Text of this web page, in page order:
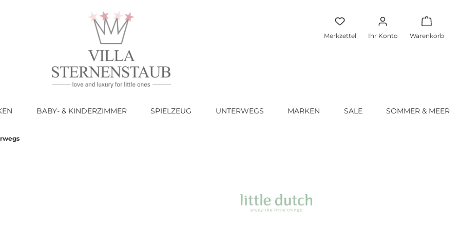
Merkzettel Ihr Konto Warenkorb
BABY- & KINDERZIMMER SPIELZEUG UNTERWEGS MARKEN SALE SOMMER & MEER